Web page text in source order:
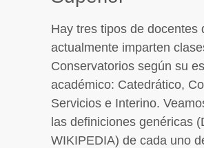
Hay tres tipos de docentes
actualmente imparten
Conservatorios según su
académico: Catedrático,
Servicios e Interino.
las definiciones genéricas
WIKIPEDIA) de cada uno